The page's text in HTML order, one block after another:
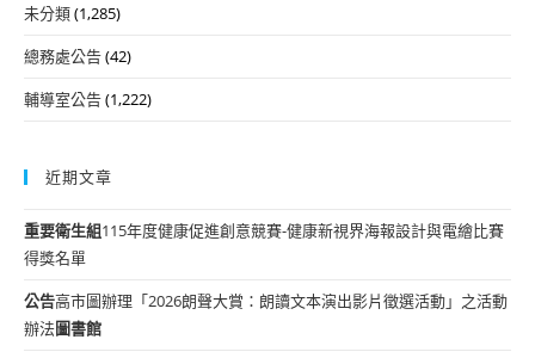
未分類(1,285)
總務處公告(42)
輔導室公告(1,222)
近期文章
重要衛生組115年度健康促進創意競賽-健康新視界海報設計與電繪比賽
得獎名單
公告高市圖辦理「2026朗聲大賞：朗讀文本演出影片徵選活動」之活動
辦法圖書館